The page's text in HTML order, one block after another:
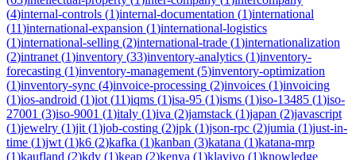
(4)internal-controls (1)internal-documentation (1)international
(11)international-expansion (1)international-logistics
(1)international-selling (2)international-trade (1)internationalization
(2)intranet (1)inventory (33)inventory-analytics (1)inventory-
forecasting (1)inventory-management (5)inventory-optimization
(1)inventory-sync (4)invoice-processing (2)invoices (1)invoicing
(1)ios-android (1)iot (11)iqms (1)isa-95 (1)isms (1)iso-13485 (1)iso-
27001 (3)iso-9001 (1)italy (1)iva (2)jamstack (1)japan (2)javascript
(1)jewelry (1)jit (1)job-costing (2)jpk (1)json-rpc (2)jumia (1)just-in-
time (1)jwt (1)k6 (2)kafka (1)kanban (3)katana (1)katana-mrp
(1)kaufland (2)kdv (1)keap (2)kenya (1)klaviyo (1)knowledge